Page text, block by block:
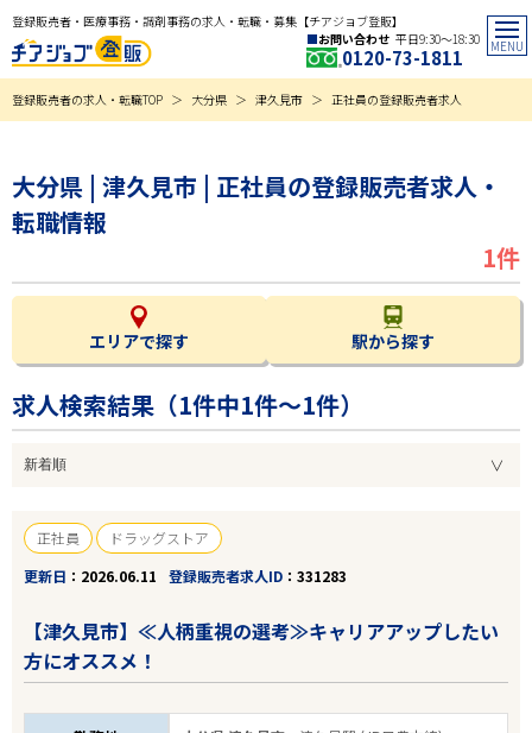
登録販売者・医療事務・調剤事務の求人・転職・募集【チアジョブ登販】
お問い合わせ 平日9:30〜18:30
0120-73-1811
登録販売者の求人・転職TOP 大分県 津久見市 正社員の登録販売者求人
大分県 | 津久見市 | 正社員の登録販売者求人・
転職情報
1件
エリアで探す 駅から探す
求人検索結果（1件中1件～1件）
正社員
ドラッグストア
更新日
2026.06.11 登録販売者求人ID 331283
【津久見市】≪人柄重視の選考≫キャリアアップしたい
方にオススメ！